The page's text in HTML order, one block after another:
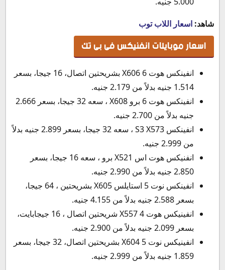
شاهد: اسعار اللاب توب
اسعار موبايلات انفنيكس فى بى تك
انفينكس هوت 6 X606 بشريحتين اتصال، 16 جيجا، بسعر
1.514 جنيه بدلاً من 2.179 جنيه.
انفينكس هوت 6 برو X608 ، سعه 32 جيجا، بسعر 2.666
جنيه بدلاً من 2.700 جنيه.
انفينكس S3 X573 ، سعه 32 جيجا، بسعر 2.899 جنيه بدلاً
من 2.999 جنيه.
انفنيكس هوت اس X521 برو ، سعه 16 جيجا، بسعر
2.850 جنيه بدلاً من 2.990 جنيه.
انفينكس نوت 5 استايلس X605 بشريحتين ، 64 جيجا،
بسعر 2.588 جنيه بدلاً من 4.155 جنيه.
انفينيكس هوت 4 X557 شريحتين اتصال ، 16 جيجابايت،
بسعر 2.099 جنيه بدلاً من 2.900 جنيه.
انفينيكس نوت 5 X604 بشريحتين اتصال، 32 جيجا، بسعر
1.859 جنيه بدلاً من 2.999 جنيه.